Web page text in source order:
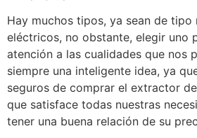
Hay muchos tipos, ya sean de tipo
eléctricos, no obstante, elegir uno
atención a las cualidades que nos
siempre una inteligente idea, ya
seguros de comprar el extractor
que satisface todas nuestras
tener una buena relación de su